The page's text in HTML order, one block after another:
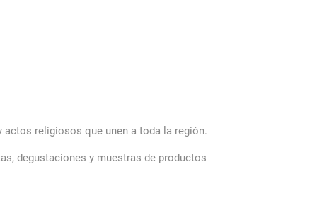
religiosos que unen a toda la región.
degustaciones y muestras de productos